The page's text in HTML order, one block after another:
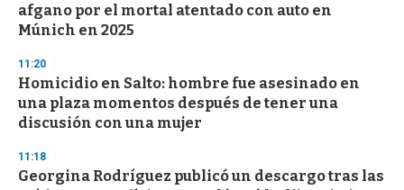
afgano por el mortal atentado con auto en
Múnich en 2025
11:20
Homicidio en Salto: hombre fue asesinado en
una plaza momentos después de tener una
discusión con una mujer
11:18
Georgina Rodríguez publicó un descargo tras las